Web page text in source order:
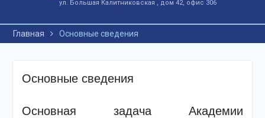
ул. Большая Калитниковская , дом 42, офис 306
Главная Основные сведения
Основные сведения
Основная задача Академии